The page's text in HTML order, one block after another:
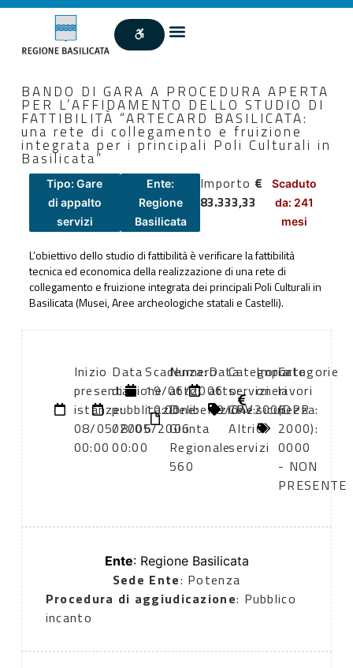
BANDO DI GARA A PROCEDURA APERTA
PER L’AFFIDAMENTO DELLO STUDIO DI
FATTIBILITÀ “ARTECARD BASILICATA:
una rete di collegamento e fruizione
integrata per i principali Poli Culturali in
Basilicata”
Tipo: Gare
di appalto
servizi
Ente:
Regione
Basilicata
Importo €
83.333,33
Scaduto
da: 241
mesi
L’obiettivo dello studio di fattibilità è verificare la fattibilità
tecnica ed economica della realizzazione di una rete di
collegamento e fruizione integrata dei principali Poli Culturali in
Basilicata (Musei, Aree archeologiche statali e Castelli).
Inizio
presentazione
istanze:
08/05/2006
00:00
Data
di
pubblicazione:
08/05/2006
00:00
Scadenza:
19/06/2006
10:00
Numero
atto:
Deliberazione
Giunta
Regionale
560
Data
atto:
19/04/2006
Categoria
servizi
CPV:
Altri
servizi
Importo
oneri
sicurezza:
0
Categorie
lavori
(DPR
2000):
0000
- NON
PRESENTE
Ente: Regione Basilicata
Sede Ente: Potenza
Procedura di aggiudicazione: Pubblico
incanto